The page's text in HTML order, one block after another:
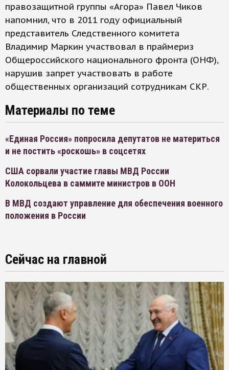
правозащитной группы «Агора» Павел Чиков
напомнил, что в 2011 году официальный
представитель Следственного комитета
Владимир Маркин участвовал в праймериз
Общероссийского национального фронта (ОНФ),
нарушив запрет участвовать в работе
общественных организаций сотрудникам СКР.
Материалы по теме
«Единая Россия» попросила депутатов не материться
и не постить «роскошь» в соцсетях
США сорвали участие главы МВД России
Колокольцева в саммите министров в ООН
В МВД создают управление для обеспечения военного
положения в России
Сейчас на главной